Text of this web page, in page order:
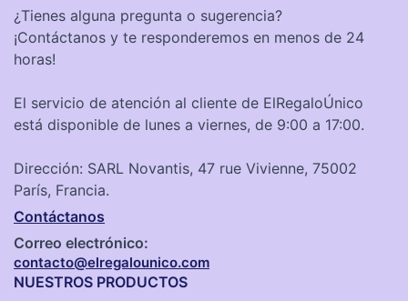
¿Tienes alguna pregunta o sugerencia?
¡Contáctanos y te responderemos en menos de 24
horas!
El servicio de atención al cliente de ElRegaloÚnico
está disponible de lunes a viernes, de 9:00 a 17:00.
Dirección: SARL Novantis, 47 rue Vivienne, 75002
París, Francia.
Contáctanos
Correo electrónico:
contacto@elregalounico.com
NUESTROS PRODUCTOS